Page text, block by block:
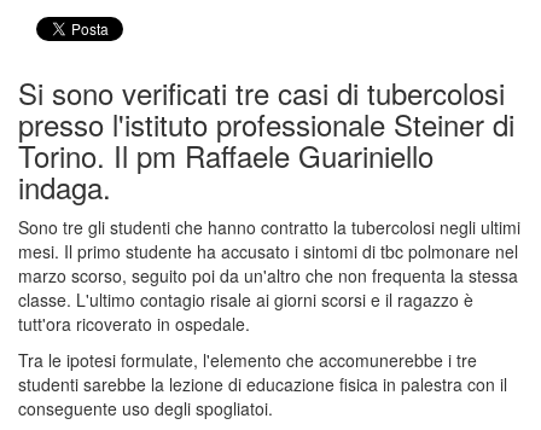
Si sono verificati tre casi di tubercolosi
presso l'istituto professionale Steiner di
Torino. Il pm Raffaele Guariniello
indaga.
Sono tre gli studenti che hanno contratto la tubercolosi negli ultimi
mesi. Il primo studente ha accusato i sintomi di tbc polmonare nel
marzo scorso, seguito poi da un'altro che non frequenta la stessa
classe. L'ultimo contagio risale ai giorni scorsi e il ragazzo è
tutt'ora ricoverato in ospedale.
Tra le ipotesi formulate, l'elemento che accomunerebbe i tre
studenti sarebbe la lezione di educazione fisica in palestra con il
conseguente uso degli spogliatoi.